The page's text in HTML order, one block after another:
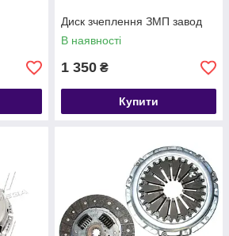
Диск зчеплення ЗМП завод
В наявності
1 350 ₴
Купити